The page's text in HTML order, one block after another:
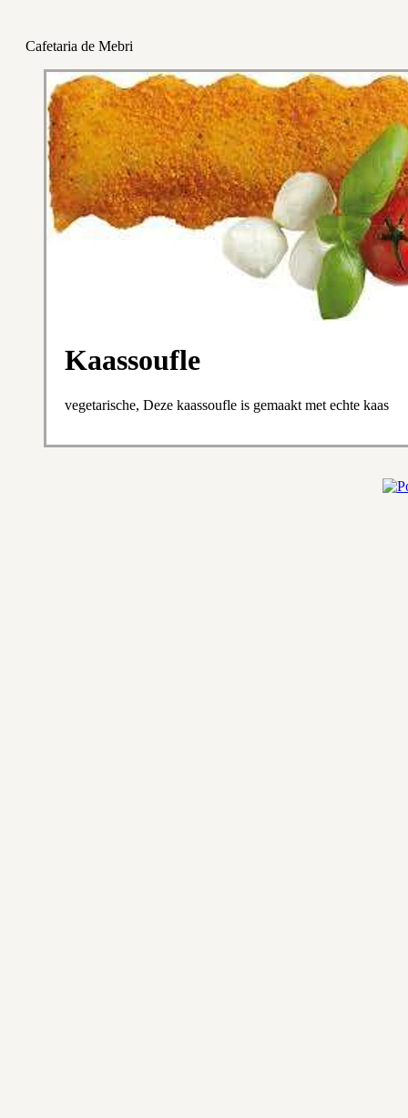
Cafetaria de Mebri
Kaassoufle
vegetarische, Deze kaassoufle is gemaakt met echte kaas